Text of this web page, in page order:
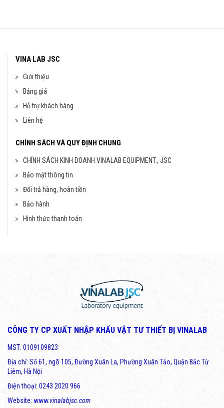
VINA LAB JSC
Giới thiệu
Bảng giá
Hỗ trợ khách hàng
Liên hệ
CHÍNH SÁCH VÀ QUY ĐỊNH CHUNG
CHÍNH SÁCH KINH DOANH VINALAB EQUIPMENT., JSC
Bảo mật thông tin
Đổi trả hàng, hoàn tiền
Bảo hành
Hình thức thanh toán
CÔNG TY CP XUẤT NHẬP KHẨU VẬT TƯ THIẾT BỊ VINALAB
MST: 0109109823
Địa chỉ: Số 61, ngõ 105, Đường Xuân La, Phường Xuân Tảo, Quận Bắc Từ
Liêm, Hà Nội
Điện thoại: 0243 2020 966
Website: www.vinalabjsc.com